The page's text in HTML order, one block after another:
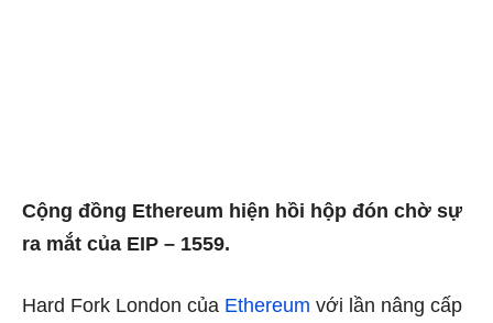
Cộng đồng Ethereum hiện hồi hộp đón chờ sự
ra mắt của EIP – 1559.
Hard Fork London của Ethereum với lần nâng cấp